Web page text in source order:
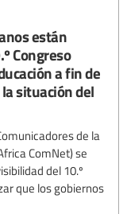
están
Congreso
a fin de
situación del
de la
ComNet) se
del 10.º
que los gobiernos